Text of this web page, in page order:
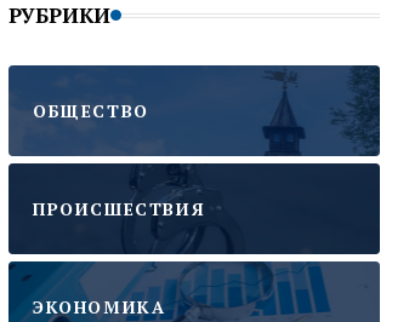
РУБРИКИ
ОБЩЕСТВО
ПРОИСШЕСТВИЯ
ЭКОНОМИКА